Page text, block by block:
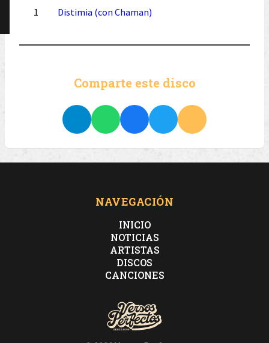
1 Distimia (con Chaman)
Comparte este disco
NAVEGACIÓN
INICIO
NOTICIAS
ARTISTAS
DISCOS
CANCIONES